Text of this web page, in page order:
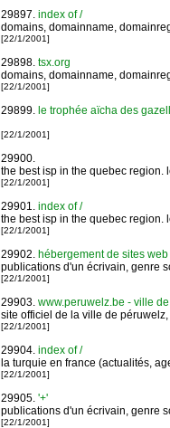
29897. index of /
domains, domainname,
[22/1/2001]
29898. tsx.org
domains, domainname,
[22/1/2001]
29899. le trophée aïcha des
[22/1/2001]
29900.
the best isp in the quebec region.
[22/1/2001]
29901. index of /
the best isp in the quebec region.
[22/1/2001]
29902. hébergement de sites web
publications d'un écrivain, genre
[22/1/2001]
29903. www.peruwelz.be - ville
site officiel de la ville de
[22/1/2001]
29904. index of /
la turquie en france (actualités,
[22/1/2001]
29905. '+'
publications d'un écrivain, genre
[22/1/2001]